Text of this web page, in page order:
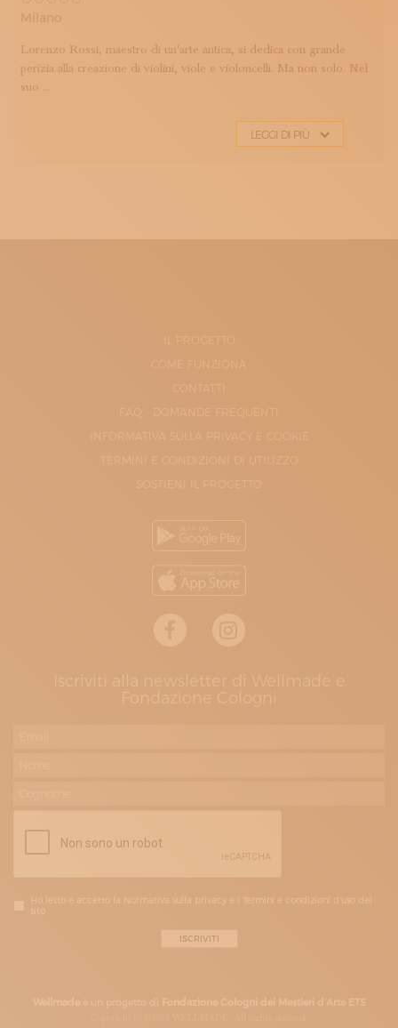
Lorenzo Rossi, maestro di un'arte antica, si dedica con grande
perizia alla creazione di violini, viole e violoncelli. Ma non solo. Nel
suo ...
LEGGI DI PIÙ